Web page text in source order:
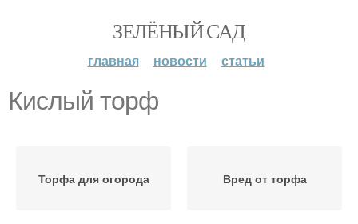
ЗЕЛЁНЫЙ САД
главная новости статьи
Кислый торф
Торфа для огорода Вред от торфа